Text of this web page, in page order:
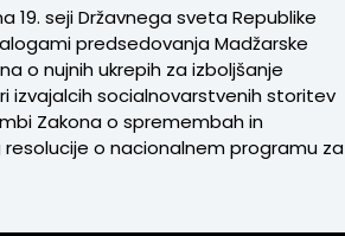
19. seji Državnega sveta Republike
predsedovanja Madžarske
o nujnih ukrepih za izboljšanje
izvajalcih socialnovarstvenih storitev
Zakona o spremembah in
o nacionalnem programu za